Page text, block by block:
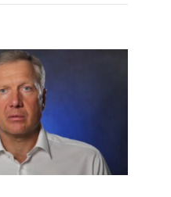
ПОЛИТИКОВ